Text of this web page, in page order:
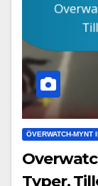
ÖVERWATCH-MYNT
Typer,